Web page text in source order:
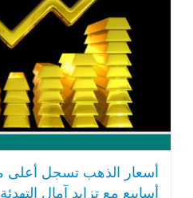
أسعار الذهب تسجل أعلى
أسابيع مع تزايد آمال